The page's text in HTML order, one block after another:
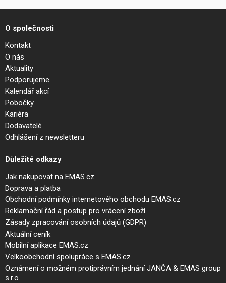
O společnosti
Kontakt
O nás
Aktuality
Podporujeme
Kalendář akcí
Pobočky
Kariéra
Dodavatelé
Odhlášení z newsletteru
Důležité odkazy
Jak nakupovat na EMAS.cz
Doprava a platba
Obchodní podmínky internetového obchodu EMAS.cz
Reklamační řád a postup pro vrácení zboží
Zásady zpracování osobních údajů (GDPR)
Aktuální ceník
Mobilní aplikace EMAS.cz
Velkoobchodní spolupráce s EMAS.cz
Oznámení o možném protiprávním jednání JANČA & EMAS group
s.r.o.